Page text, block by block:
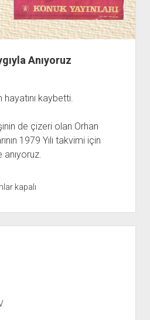
KİTAPLIĞI
KİTAPLIĞI
KİTAPLIĞI
Anıyoruz
kaybetti.
de çizeri olan Orhan
1979 Yılı takvimi için
anıyoruz.
kapalı